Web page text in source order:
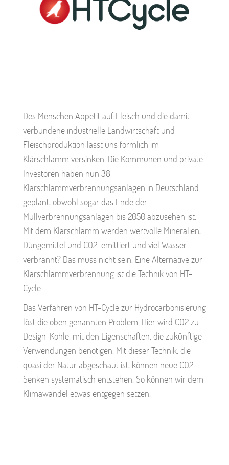
Des Menschen Appetit auf Fleisch und die damit
verbundene industrielle Landwirtschaft und
Fleischproduktion lässt uns förmlich im
Klärschlamm versinken. Die Kommunen und private
Investoren haben nun 38
Klärschlammverbrennungsanlagen in Deutschland
geplant, obwohl sogar das Ende der
Müllverbrennungsanlagen bis 2050 abzusehen ist.
Mit dem Klärschlamm werden wertvolle Mineralien,
Düngemittel und CO2 emittiert und viel Wasser
verbrannt? Das muss nicht sein. Eine Alternative zur
Klärschlammverbrennung ist die Technik von HT-
Cycle.
Das Verfahren von HT-Cycle zur Hydrocarbonisierung
löst die oben genannten Problem. Hier wird CO2 zu
Design-Kohle, mit den Eigenschaften, die zukünftige
Verwendungen benötigen. Mit dieser Technik, die
quasi der Natur abgeschaut ist, können neue CO2-
Senken systematisch entstehen. So können wir dem
Klimawandel etwas entgegen setzen.